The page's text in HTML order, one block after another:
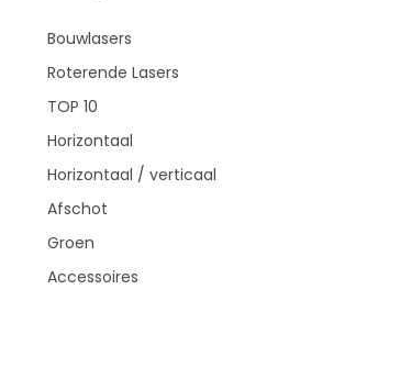
Bouwlasers
Roterende Lasers
TOP 10
Horizontaal
Horizontaal / verticaal
Afschot
Groen
Accessoires